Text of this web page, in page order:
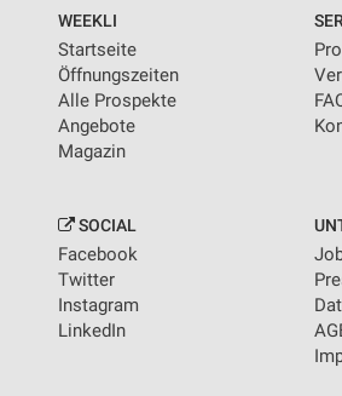
WEEKLI
Startseite
Öffnungszeiten
Alle Prospekte
Angebote
Magazin
SOCIAL
Facebook
Twitter
Instagram
LinkedIn